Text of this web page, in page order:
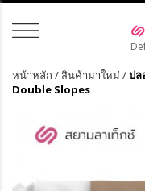
หน้าหลัก / สินค้ามาใหม่ /ปล
Double Slopes